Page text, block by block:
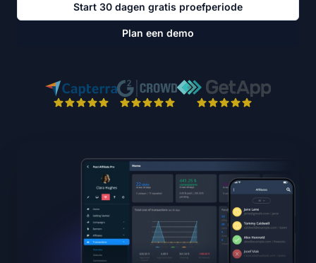
Start 30 dagen gratis proefperiode
Plan een demo